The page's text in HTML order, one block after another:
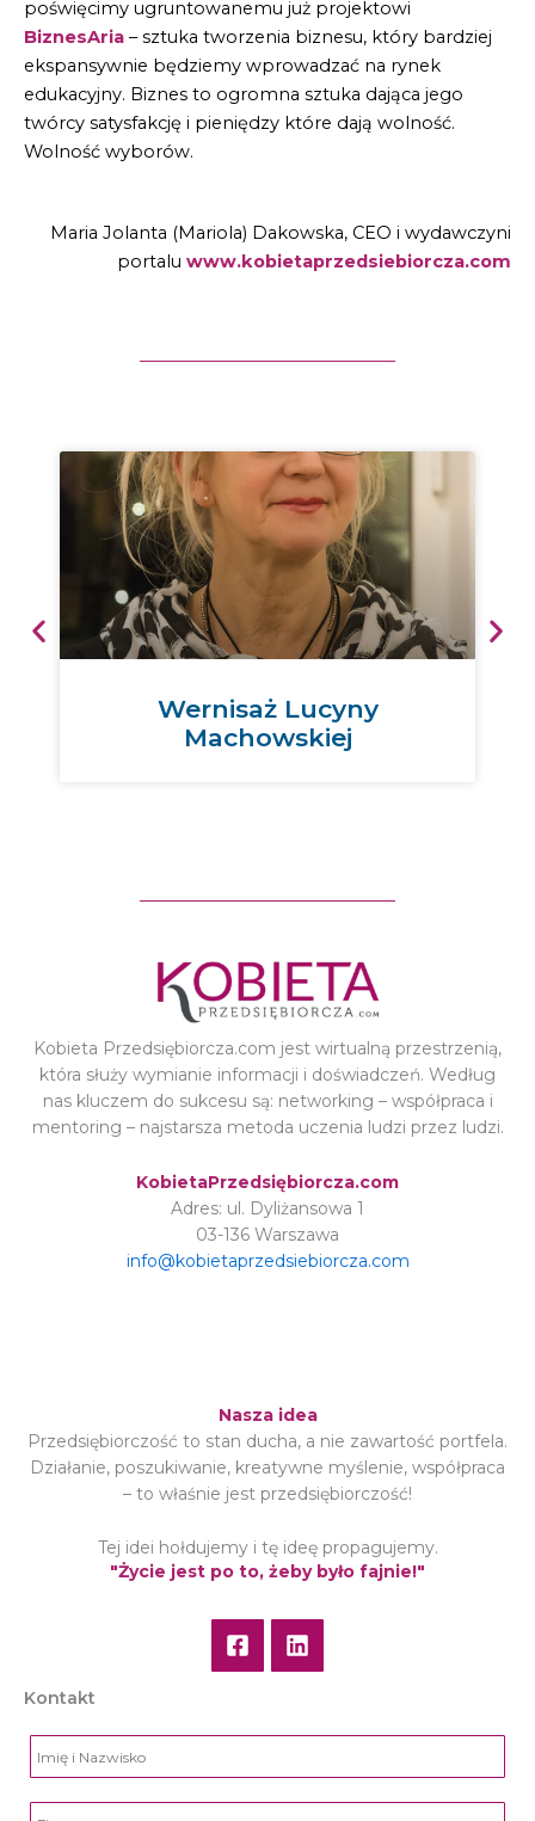
poświęcimy ugruntowanemu już projektowi
BiznesAria – sztuka tworzenia biznesu, który bardziej
ekspansywnie będziemy wprowadzać na rynek
edukacyjny. Biznes to ogromna sztuka dająca jego
twórcy satysfakcję i pieniędzy które dają wolność.
Wolność wyborów.
Maria Jolanta (Mariola) Dakowska, CEO i wydawczyni
portalu www.kobietaprzedsiebiorcza.com
Wernisaż Lucyny
Machowskiej
Kobieta Przedsiębiorcza.com jest wirtualną przestrzenią,
która służy wymianie informacji i doświadczeń. Według
nas kluczem do sukcesu są: networking – współpraca i
mentoring – najstarsza metoda uczenia ludzi przez ludzi.
KobietaPrzedsiębiorcza.com
Adres: ul. Dyliżansowa 1
03-136 Warszawa
info@kobietaprzedsiebiorcza.com
Nasza idea
Przedsiębiorczość to stan ducha, a nie zawartość portfela.
Działanie, poszukiwanie, kreatywne myślenie, współpraca
– to właśnie jest przedsiębiorczość!
Tej idei hołdujemy i tę ideę propagujemy.
"Życie jest po to, żeby było fajnie!"
Kontakt